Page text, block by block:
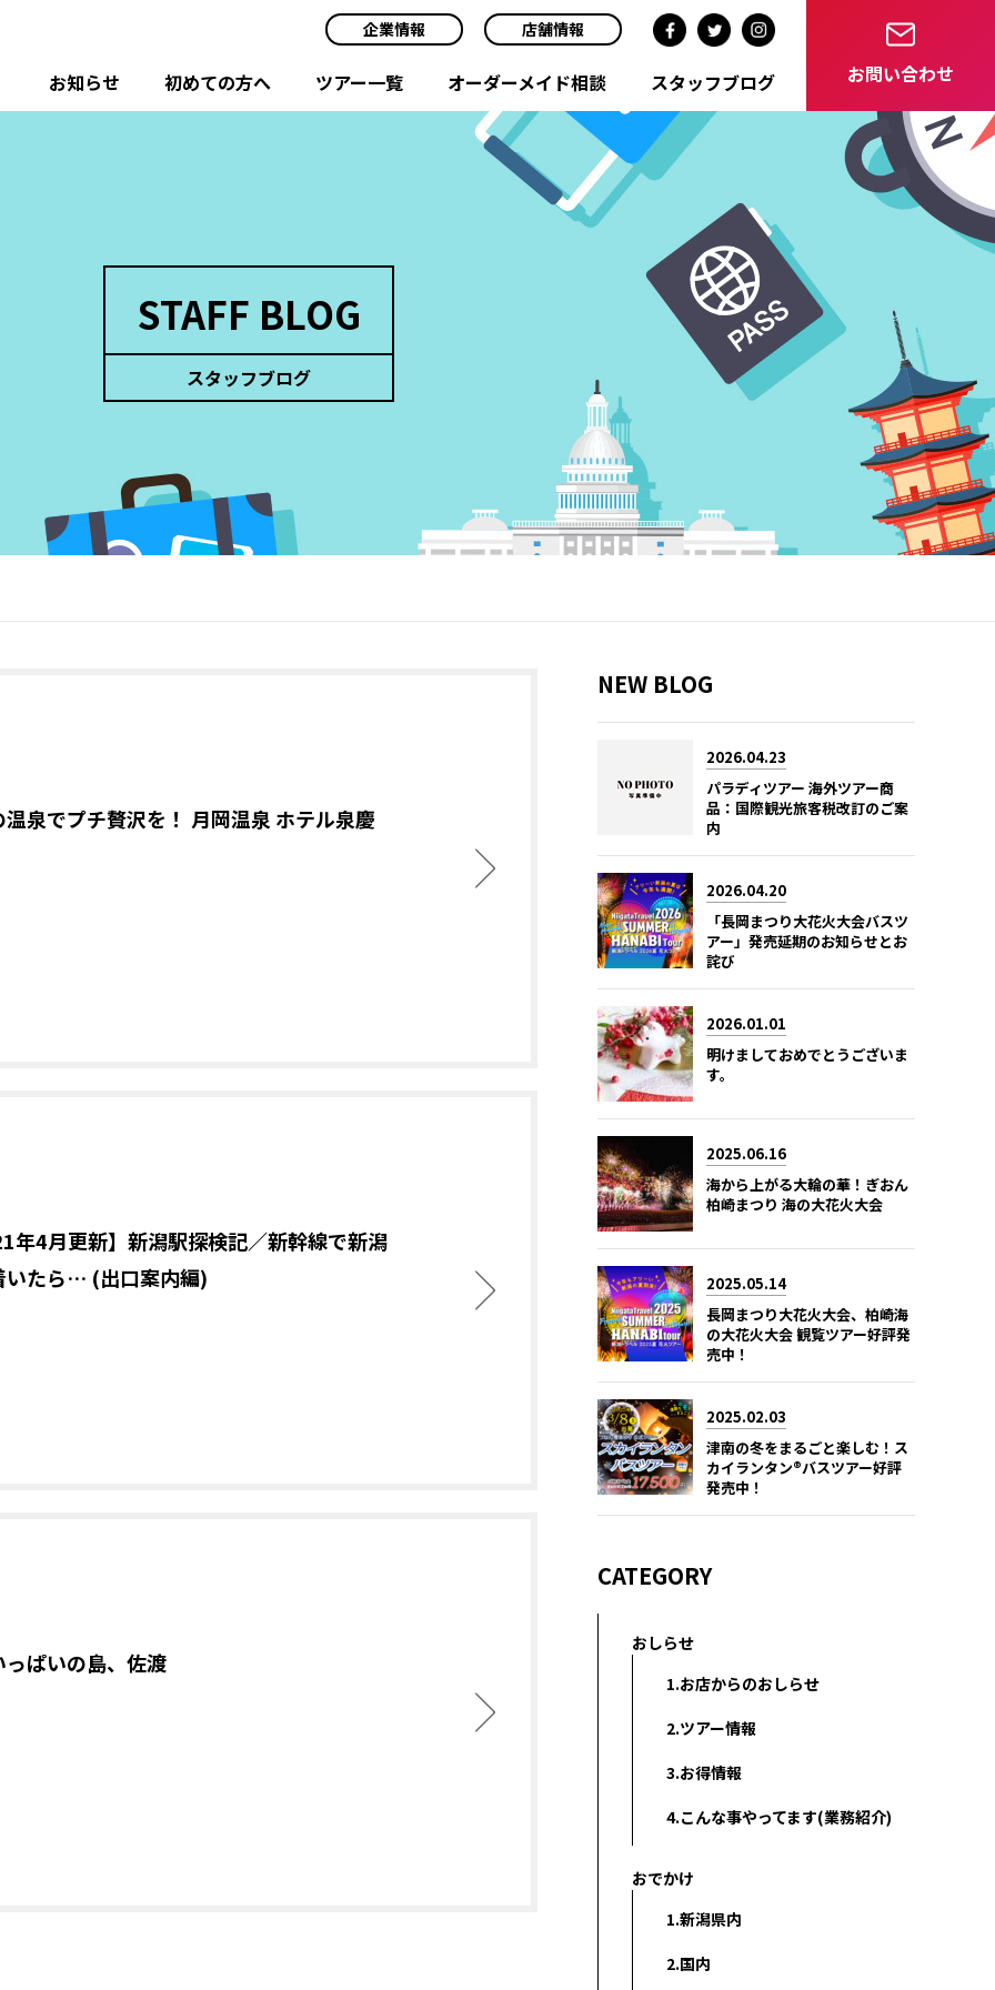
企業情報 店舗情報
お知らせ 初めての方へ ツアー一覧 オーダーメイド相談 スタッフブログ お問い合わせ
STAFF BLOG
スタッフブログ
温泉でプチ贅沢を！ 月岡温泉 ホテル泉慶
年4月更新】新潟駅探検記／新幹線で新潟
いたら… (出口案内編)
っぱいの島、佐渡
NEW BLOG
2026.04.23
パラディツアー 海外ツアー商
品：国際観光旅客税改訂のご案
内
2026.04.20
「長岡まつり大花火大会バスツ
アー」発売延期のお知らせとお
詫び
2026.01.01
明けましておめでとうございま
す。
2025.06.16
海から上がる大輪の華！ぎおん
柏崎まつり 海の大花火大会
2025.05.14
長岡まつり大花火大会、柏崎海
の大花火大会 観覧ツアー好評発
売中！
2025.02.03
津南の冬をまるごと楽しむ！ス
カイランタン®バスツアー好評
発売中！
CATEGORY
おしらせ
1.お店からのおしらせ
2.ツアー情報
3.お得情報
4.こんな事やってます(業務紹介)
おでかけ
1.新潟県内
2.国内